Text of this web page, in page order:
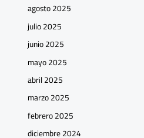
agosto 2025
julio 2025
junio 2025
mayo 2025
abril 2025
marzo 2025
febrero 2025
diciembre 2024